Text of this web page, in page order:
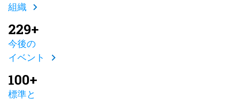
組織
229+
今後の
イベント
100+
標準と